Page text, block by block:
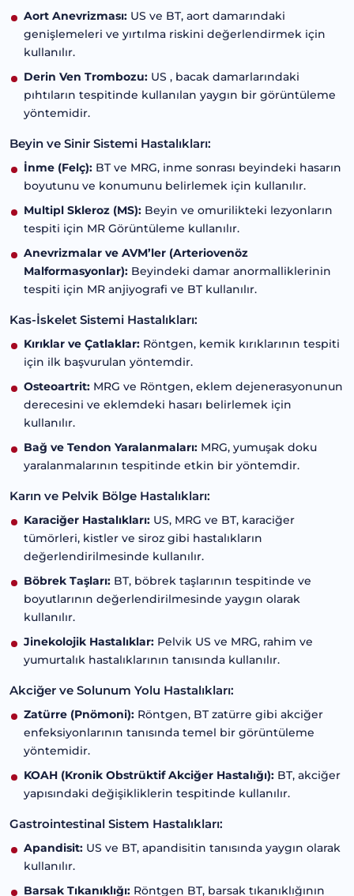
Aort Anevrizması: US ve BT, aort damarındaki
genişlemeleri ve yırtılma riskini değerlendirmek için
kullanılır.
Derin Ven Trombozu: US , bacak damarlarındaki
pıhtıların tespitinde kullanılan yaygın bir görüntüleme
yöntemidir.
Beyin ve Sinir Sistemi Hastalıkları:
İnme (Felç): BT ve MRG, inme sonrası beyindeki hasarın
boyutunu ve konumunu belirlemek için kullanılır.
Multipl Skleroz (MS): Beyin ve omurilikteki lezyonların
tespiti için MR Görüntüleme kullanılır.
Anevrizmalar ve AVM’ler (Arteriovenöz
Malformasyonlar): Beyindeki damar anormalliklerinin
tespiti için MR anjiyografi ve BT kullanılır.
Kas-İskelet Sistemi Hastalıkları:
Kırıklar ve Çatlaklar: Röntgen, kemik kırıklarının tespiti
için ilk başvurulan yöntemdir.
Osteoartrit: MRG ve Röntgen, eklem dejenerasyonunun
derecesini ve eklemdeki hasarı belirlemek için
kullanılır.
Bağ ve Tendon Yaralanmaları: MRG, yumuşak doku
yaralanmalarının tespitinde etkin bir yöntemdir.
Karın ve Pelvik Bölge Hastalıkları:
Karaciğer Hastalıkları: US, MRG ve BT, karaciğer
tümörleri, kistler ve siroz gibi hastalıkların
değerlendirilmesinde kullanılır.
Böbrek Taşları: BT, böbrek taşlarının tespitinde ve
boyutlarının değerlendirilmesinde yaygın olarak
kullanılır.
Jinekolojik Hastalıklar: Pelvik US ve MRG, rahim ve
yumurtalık hastalıklarının tanısında kullanılır.
Akciğer ve Solunum Yolu Hastalıkları:
Zatürre (Pnömoni): Röntgen, BT zatürre gibi akciğer
enfeksiyonlarının tanısında temel bir görüntüleme
yöntemidir.
KOAH (Kronik Obstrüktif Akciğer Hastalığı): BT, akciğer
yapısındaki değişikliklerin tespitinde kullanılır.
Gastrointestinal Sistem Hastalıkları:
Apandisit: US ve BT, apandisitin tanısında yaygın olarak
kullanılır.
Barsak Tıkanıklığı: Röntgen BT, barsak tıkanıklığının